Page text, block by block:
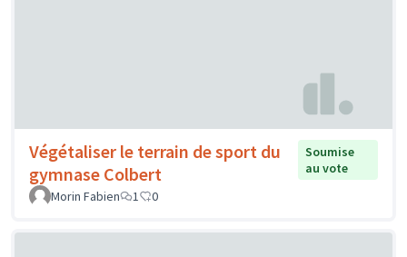
Végétaliser le terrain de sport du
gymnase Colbert
Soumise
au vote
Morin Fabien
1 0